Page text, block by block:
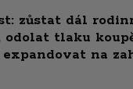
zůstat dál
odolat tlaku
na